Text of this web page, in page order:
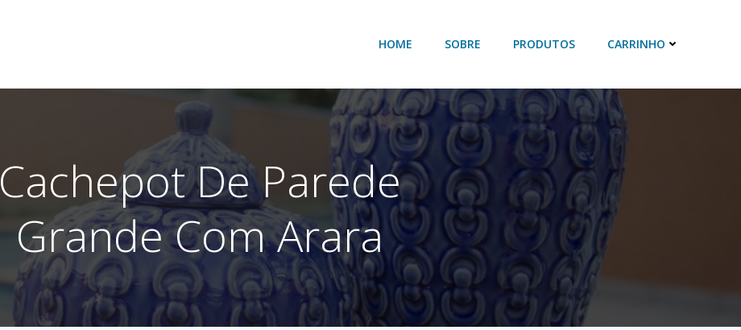
HOME SOBRE PRODUTOS CARRINHO
Cachepot De Parede
Grande Com Arara